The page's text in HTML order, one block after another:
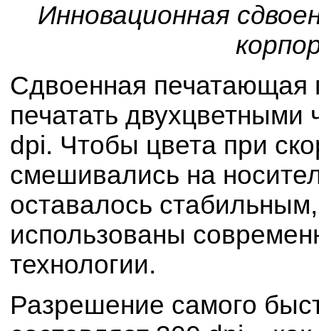
Инновационная
Сдвоенная печатающая
печатать
dpi. Чтобы цвета при
смешивались на
оставалось
использованы
технологии.
Разрешение самого